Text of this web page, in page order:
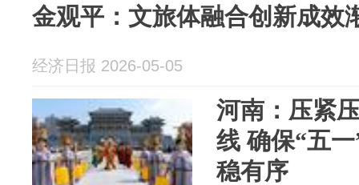
金观平：文旅体融合创新成效
经济日报 2026-05-05
河南：压紧
线 确保“五
稳有序